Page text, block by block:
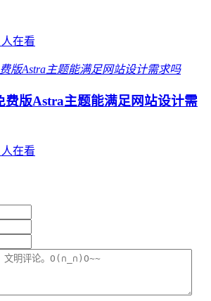
人在看
费版Astra主题能满足网站设计需
人在看